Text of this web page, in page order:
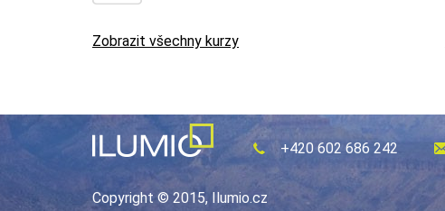
Zobrazit všechny kurzy
+420 602 686 242
Copyright © 2015, Ilumio.cz